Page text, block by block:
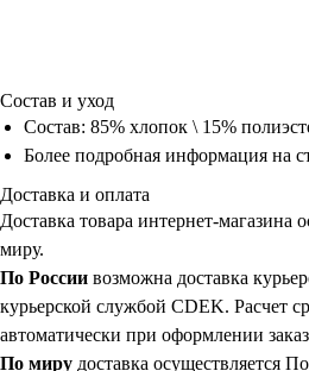
Состав и уход
Состав: 85% хлопок \ 15%
Более подробная информация на
Доставка и оплата
Доставка товара интернет-магазина
миру.
По России возможна доставка
курьерской службой CDEK. Расчет
автоматически при оформлении
По миру доставка осуществляется